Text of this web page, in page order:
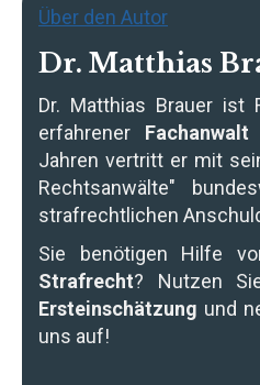
Über den Autor
Dr. Matthias
Dr. Matthias Brauer ist
erfahrener
Jahren vertritt er mit
Rechtsanwälte"
strafrechtlichen
Sie benötigen Hilfe
Strafrecht? Nutzen
Ersteinschätzung und
uns auf!